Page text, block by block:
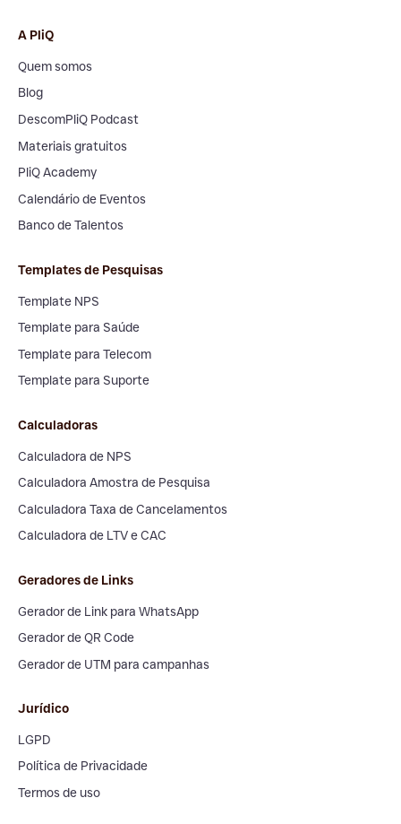
A PliQ
Quem somos
Blog
DescomPliQ Podcast
Materiais gratuitos
PliQ Academy
Calendário de Eventos
Banco de Talentos
Templates de Pesquisas
Template NPS
Template para Saúde
Template para Telecom
Template para Suporte
Calculadoras
Calculadora de NPS
Calculadora Amostra de Pesquisa
Calculadora Taxa de Cancelamentos
Calculadora de LTV e CAC
Geradores de Links
Gerador de Link para WhatsApp
Gerador de QR Code
Gerador de UTM para campanhas
Jurídico
LGPD
Política de Privacidade
Termos de uso